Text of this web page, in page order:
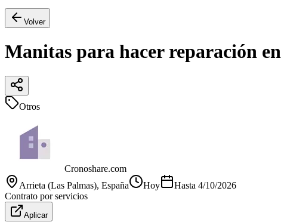
Volver
Manitas para hacer reparación
Otros
Cronoshare.com
Arrieta (Las Palmas), España Hoy Hasta 4/10/2026
Contrato por servicios
Aplicar